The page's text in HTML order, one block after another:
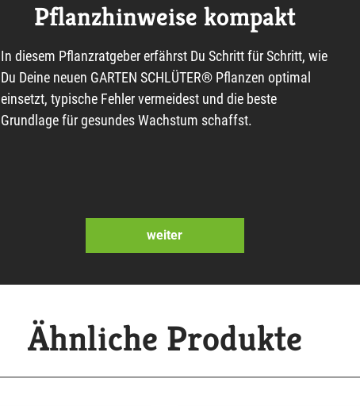
Pflanzhinweise kompakt
In diesem Pflanzratgeber erfährst Du Schritt für Schritt, wie
Du Deine neuen GARTEN SCHLÜTER® Pflanzen optimal
einsetzt, typische Fehler vermeidest und die beste
Grundlage für gesundes Wachstum schaffst.
weiter
Ähnliche Produkte